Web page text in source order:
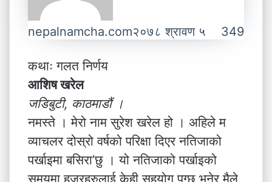
nepalnamcha.com२०७८ श्रावण ५ 349
कथाः गलत निर्णय
आशिष खरेल
जडिबुटी, काठमाडौं ।
नमस्ते । मेरो नाम सुरेश खरेल हो । अहिले म
व्याचलर दोस्रो वर्षको परिक्षा दिएर नतिजाको
पर्खाइमा बसिरा’छु । यो नतिजाको पर्खाइको
समयमा हजुरहरुलाई केही सहयोग पुग्छ भनेर मैले